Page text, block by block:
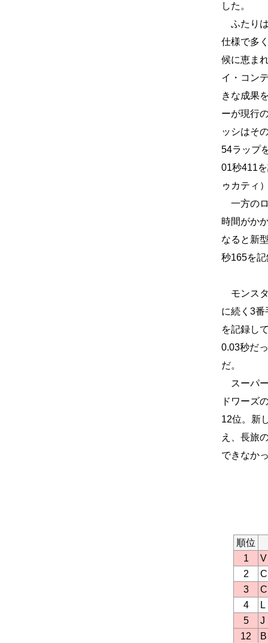
した。
ふたり
仕様で多
候に恵ま
イ・コン
きな成果
ーが現行
ッシはそ
54ラップ
01秒411
ゥカティ
一方のロ
時間がか
なると新
秒165を
モンスタ
に続く3
を記録し
0.03秒だ
だ。
スーパー
ドワーズ
12位。新
え、長旅
できなか
順位
1
2
3
4
5
J
12